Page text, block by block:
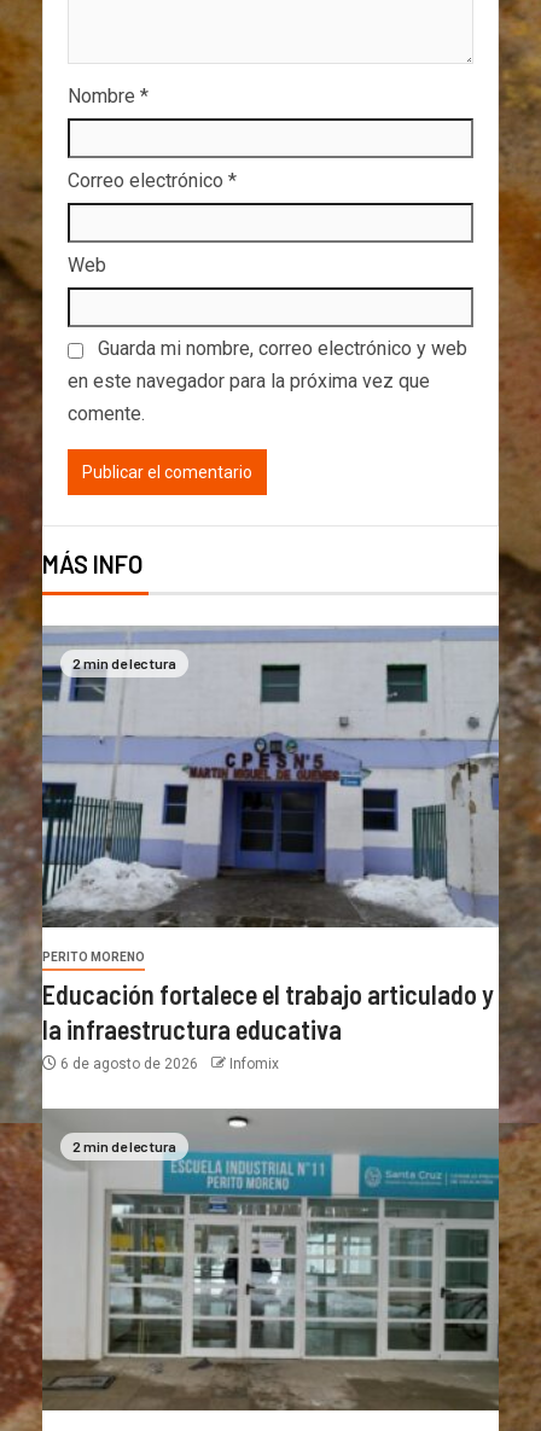
Nombre *
Correo electrónico *
Web
Guarda mi nombre, correo electrónico y web
en este navegador para la próxima vez que
comente.
MÁS INFO
2 min de lectura
PERITO MORENO
Educación fortalece el trabajo articulado y
la infraestructura educativa
6 de agosto de 2026 Infomix
2 min de lectura